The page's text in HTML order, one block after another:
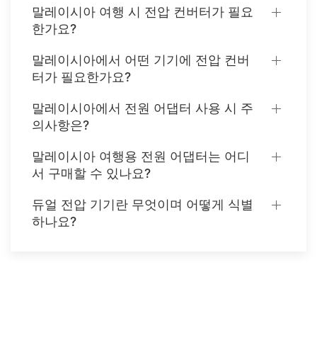
말레이시아 여행 시 전압 컨버터가 필요
한가요?
말레이시아에서 어떤 기기에 전압 컨버
터가 필요한가요?
말레이시아에서 전원 어댑터 사용 시 주
의사항은?
말레이시아 여행용 전원 어댑터는 어디
서 구매할 수 있나요?
듀얼 전압 기기란 무엇이며 어떻게 식별
하나요?